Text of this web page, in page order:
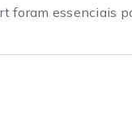
foram essenciais